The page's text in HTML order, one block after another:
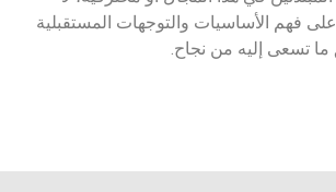
فهم الأساسيات والتوجهات المستقبلية
ما تسعى إليه من نجاح.